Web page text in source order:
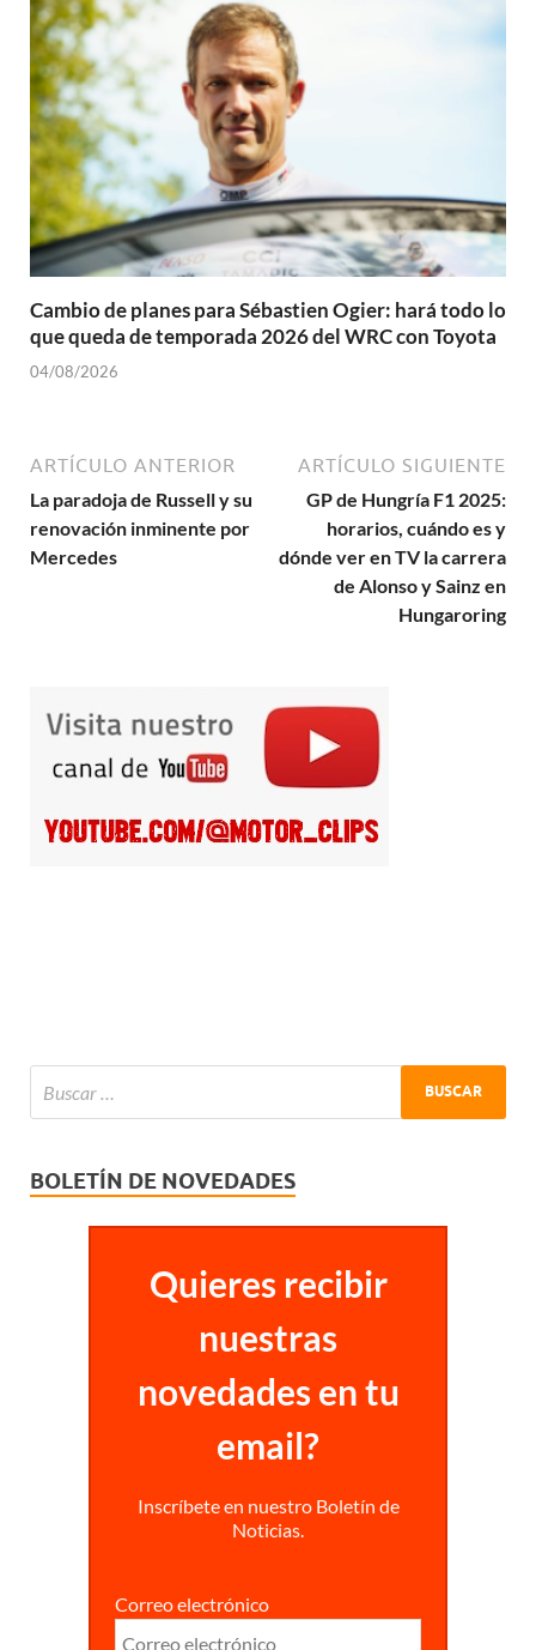
Cambio de planes para Sébastien Ogier: hará todo lo
que queda de temporada 2026 del WRC con Toyota
04/08/2026
ARTÍCULO ANTERIOR
La paradoja de Russell y su
renovación inminente por
Mercedes
ARTÍCULO SIGUIENTE
GP de Hungría F1 2025:
horarios, cuándo es y
dónde ver en TV la carrera
de Alonso y Sainz en
Hungaroring
BOLETÍN DE NOVEDADES
Quieres recibir
nuestras
novedades en tu
email?
Inscríbete en nuestro Boletín de
Noticias.
Correo electrónico